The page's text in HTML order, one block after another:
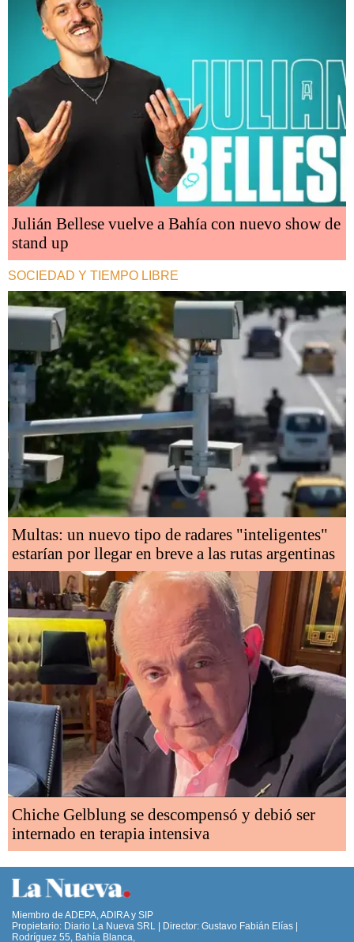
Julián Bellese vuelve a Bahía con nuevo show de
stand up
SOCIEDAD Y TIEMPO LIBRE
Multas: un nuevo tipo de radares "inteligentes"
estarían por llegar en breve a las rutas argentinas
Chiche Gelblung se descompensó y debió ser
internado en terapia intensiva
Miembro de ADEPA, ADIRA y SIP
Propietario: Diario La Nueva SRL | Director: Gustavo Fabián Elías |
Rodríguez 55, Bahía Blanca,